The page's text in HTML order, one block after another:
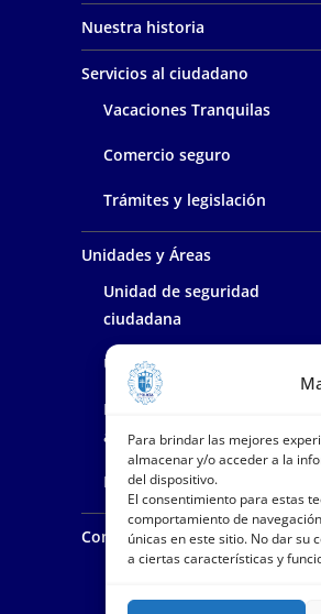
Para brindar las mejores
almacenar y/o acceder a la
del dispositivo.
El consentimiento para estas
comportamiento de
únicas en este sitio. No dar
a ciertas características y
Nuestra historia
Servicios al ciudadano
Vacaciones Tranquilas
Comercio seguro
Trámites y legislación
Unidades y Áreas
Unidad de seguridad
ciudadana
Unidad policía de proximidad
Protección del medio
ambiente
Policía administrativa
Contacta con nosotros